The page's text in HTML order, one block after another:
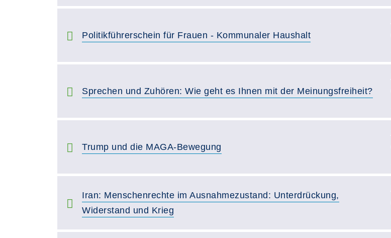
Politikführerschein für Frauen - Kommunaler Haushalt
Sprechen und Zuhören: Wie geht es Ihnen mit der Meinungsfreiheit?
Trump und die MAGA-Bewegung
Iran: Menschenrechte im Ausnahmezustand: Unterdrückung,
Widerstand und Krieg